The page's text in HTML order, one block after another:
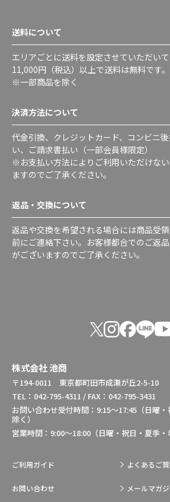
送料について
エリアごとに送料を設定させていただい
11,000円（税込）以上で送料は無料です。
※一部商品を除く
決済方法について
代金引換、クレジットカード、コンビニ
い、ご請求書払い（一部会員様限定）
※お支払い方法によりご利用いただけな
ますのでご了承ください。
返品・交換について
返品や交換を希望される場合には商品受
前にご連絡下さい。お客様都合でのご返
がございますのでご了承ください。
株式会社 池商
〒194-0011 東京都町田市成瀬が丘2-5-10
TEL：042-795-4311 / FAX：042-795-3431
お問い合わせ受付時間：9:15～17:45（日曜
除く）
営業時間：9:00～18:00（日曜・祝日・夏季・
ご利用ガイド よくあるご
お問い合わせ メールマガ